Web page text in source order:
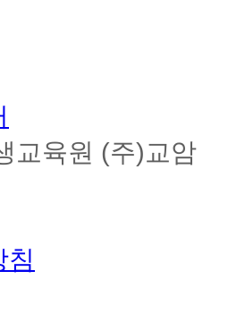
교육원 (주)교암
침